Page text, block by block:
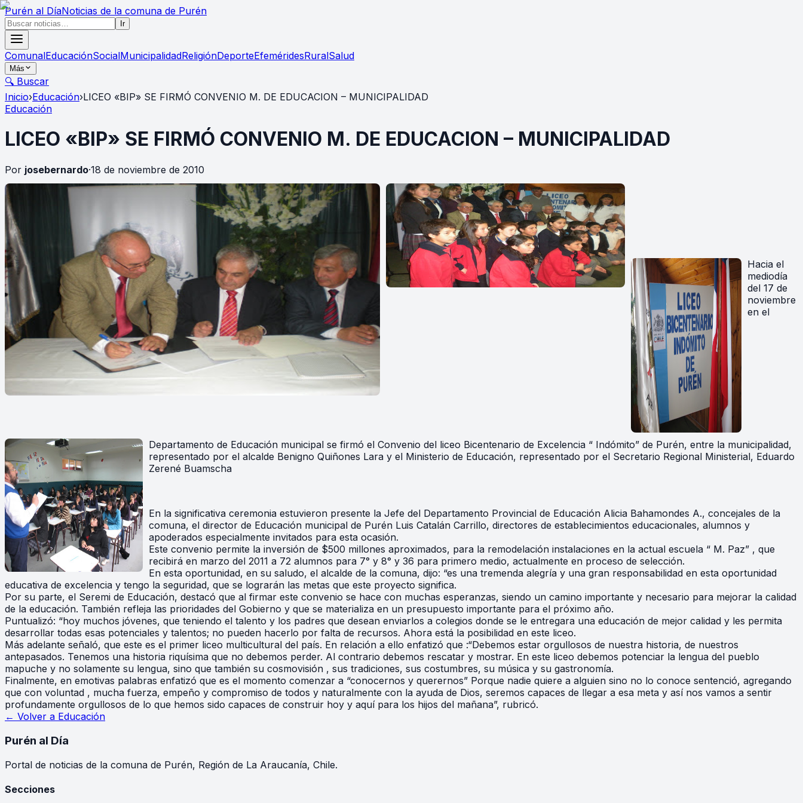
Purén al DíaNoticias de la comuna de Purén
Ir
ComunalEducaciónSocialMunicipalidadReligiónDeporteEfeméridesRuralSalud
Más
🔍 Buscar
Inicio›Educación›LICEO «BIP» SE FIRMÓ CONVENIO M. DE EDUCACION – MUNICIPALIDAD
Educación
LICEO «BIP» SE FIRMÓ CONVENIO M. DE EDUCACION – MUNICIPALIDAD
Por josebernardo·18 de noviembre de 2010
Hacia el
mediodía
del 17 de
noviembre
en el
Departamento de Educación municipal se firmó el Convenio del liceo Bicentenario de Excelencia “ Indómito” de Purén, entre la municipalidad,
representado por el alcalde Benigno Quiñones Lara y el Ministerio de Educación, representado por el Secretario Regional Ministerial, Eduardo
Zerené Buamscha
En la significativa ceremonia estuvieron presente la Jefe del Departamento Provincial de Educación Alicia Bahamondes A., concejales de la
comuna, el director de Educación municipal de Purén Luis Catalán Carrillo, directores de establecimientos educacionales, alumnos y
apoderados especialmente invitados para esta ocasión.
Este convenio permite la inversión de $500 millones aproximados, para la remodelación instalaciones en la actual escuela “ M. Paz” , que
recibirá en marzo del 2011 a 72 alumnos para 7° y 8° y 36 para primero medio, actualmente en proceso de selección.
En esta oportunidad, en su saludo, el alcalde de la comuna, dijo: “es una tremenda alegría y una gran responsabilidad en esta oportunidad
educativa de excelencia y tengo la seguridad, que se lograrán las metas que este proyecto significa.
Por su parte, el Seremi de Educación, destacó que al firmar este convenio se hace con muchas esperanzas, siendo un camino importante y necesario para mejorar la calidad
de la educación. También refleja las prioridades del Gobierno y que se materializa en un presupuesto importante para el próximo año.
Puntualizó: “hoy muchos jóvenes, que teniendo el talento y los padres que desean enviarlos a colegios donde se le entregara una educación de mejor calidad y les permita
desarrollar todas esas potenciales y talentos; no pueden hacerlo por falta de recursos. Ahora está la posibilidad en este liceo.
Más adelante señaló, que este es el primer liceo multicultural del país. En relación a ello enfatizó que :“Debemos estar orgullosos de nuestra historia, de nuestros
antepasados. Tenemos una historia riquísima que no debemos perder. Al contrario debemos rescatar y mostrar. En este liceo debemos potenciar la lengua del pueblo
mapuche y no solamente su lengua, sino que también su cosmovisión , sus tradiciones, sus costumbres, su música y su gastronomía.
Finalmente, en emotivas palabras enfatizó que es el momento comenzar a “conocernos y querernos” Porque nadie quiere a alguien sino no lo conoce sentenció, agregando
que con voluntad , mucha fuerza, empeño y compromiso de todos y naturalmente con la ayuda de Dios, seremos capaces de llegar a esa meta y así nos vamos a sentir
profundamente orgullosos de lo que hemos sido capaces de construir hoy y aquí para los hijos del mañana”, rubricó.
← Volver a Educación
Purén al Día
Portal de noticias de la comuna de Purén, Región de La Araucanía, Chile.
Secciones